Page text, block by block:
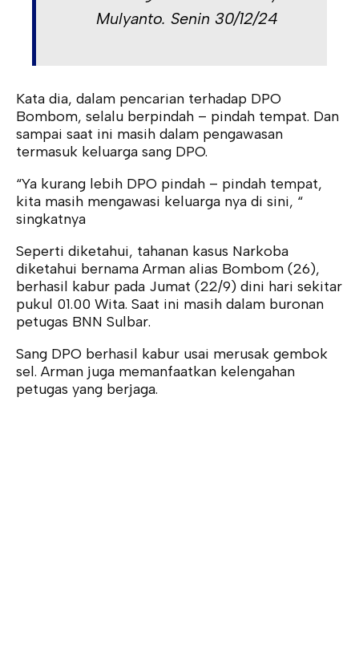
Mulyanto. Senin 30/12/24
Kata dia, dalam pencarian terhadap DPO
Bombom, selalu berpindah – pindah tempat. Dan
sampai saat ini masih dalam pengawasan
termasuk keluarga sang DPO.
“Ya kurang lebih DPO pindah – pindah tempat,
kita masih mengawasi keluarga nya di sini, “
singkatnya
Seperti diketahui, tahanan kasus Narkoba
diketahui bernama Arman alias Bombom (26),
berhasil kabur pada Jumat (22/9) dini hari sekitar
pukul 01.00 Wita. Saat ini masih dalam buronan
petugas BNN Sulbar.
Sang DPO berhasil kabur usai merusak gembok
sel. Arman juga memanfaatkan kelengahan
petugas yang berjaga.